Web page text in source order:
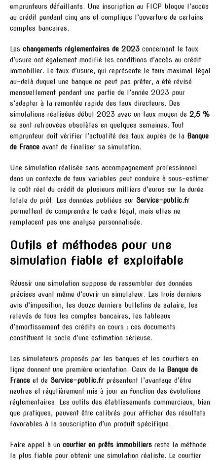
emprunteurs défaillants. Une inscription au FICP bloque l’accès
au crédit pendant cinq ans et complique l’ouverture de certains
comptes bancaires.
Les changements réglementaires de 2023 concernant le taux
d’usure ont également modifié les conditions d’accès au crédit
immobilier. Le taux d’usure, qui représente le taux maximal légal
au-delà duquel une banque ne peut pas prêter, a été révisé
mensuellement pendant une partie de l’année 2023 pour
s’adapter à la remontée rapide des taux directeurs. Des
simulations réalisées début 2023 avec un taux moyen de 2,5 %
se sont retrouvées obsolètes en quelques semaines. Tout
emprunteur doit vérifier l’actualité des taux auprès de la Banque
de France avant de finaliser sa simulation.
Une simulation réalisée sans accompagnement professionnel
dans un contexte de taux variables peut conduire à sous-estimer
le coût réel du crédit de plusieurs milliers d’euros sur la durée
totale du prêt. Les données publiées sur Service-public.fr
permettent de comprendre le cadre légal, mais elles ne
remplacent pas une analyse personnalisée.
Outils et méthodes pour une
simulation fiable et exploitable
Réussir une simulation suppose de rassembler des données
précises avant même d’ouvrir un simulateur. Les trois derniers
avis d’imposition, les douze derniers bulletins de salaire, les
relevés de tous les comptes bancaires, les tableaux
d’amortissement des crédits en cours : ces documents
constituent le socle d’une estimation sérieuse.
Les simulateurs proposés par les banques et les courtiers en
ligne donnent une première orientation. Ceux de la Banque de
France et de Service-public.fr présentent l’avantage d’être
neutres et régulièrement mis à jour en fonction des évolutions
réglementaires. Les outils des établissements commerciaux, bien
que pratiques, peuvent être calibrés pour afficher des résultats
favorables à la souscription d’un produit spécifique.
Faire appel à un courtier en prêts immobiliers reste la méthode
la plus fiable pour obtenir une simulation réaliste. Le courtier